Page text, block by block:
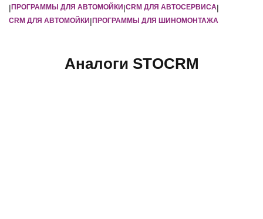
|ПРОГРАММЫ ДЛЯ АВТОМОЙКИ|CRM ДЛЯ АВТОСЕРВИСА|
CRM ДЛЯ АВТОМОЙКИ|ПРОГРАММЫ ДЛЯ ШИНОМОНТАЖА
Аналоги STOCRM